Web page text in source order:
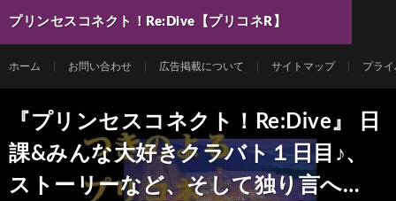
プリンセスコネクト！Re:Dive【プリコネR】
ホーム お問い合わせ 広告掲載について サイトマップ プラ
『プリンセスコネクト！Re:Dive』 日
課&みんな大好きクラバト１日目♪、
ストーリーなど、そして独り言へ…